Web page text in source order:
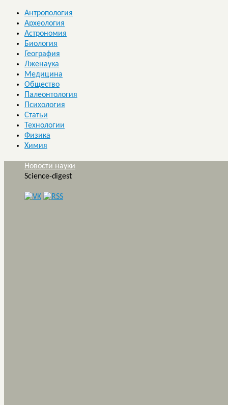
Антропология
Археология
Астрономия
Биология
География
Лженаука
Медицина
Общество
Палеонтология
Психология
Статьи
Технологии
Физика
Химия
Новости науки
Science-digest